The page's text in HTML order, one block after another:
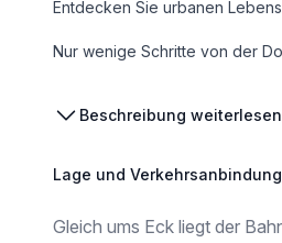
Nur wenige Schritte von der Donau entfernt versprechen moderne Eigentumswohnungen mit hochwertiger Ausstattung, flexiblen Grundrissen und großzügigen Freiflächen eine
Apotheke <500m
Krankenhaus <1.250m
Beschreibung weiterlesen
Lage und Verkehrsanbindung
Gleich ums Eck liegt der